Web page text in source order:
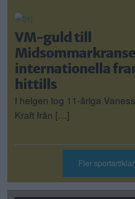
VM-guld till
internationella
hittills
I helgen tog 11-åriga
Kraft från […]
Fler